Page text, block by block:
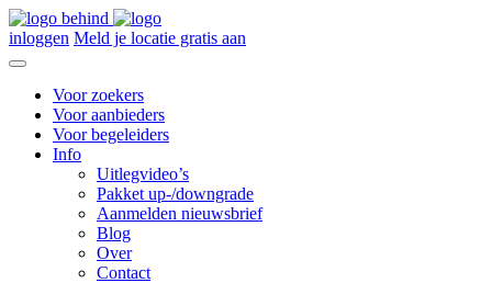
inloggen Meld je locatie gratis aan
Voor zoekers
Voor aanbieders
Voor begeleiders
Info
Uitlegvideo’s
Pakket up-/downgrade
Aanmelden nieuwsbrief
Blog
Over
Contact